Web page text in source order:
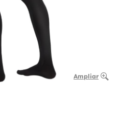
Ampliar